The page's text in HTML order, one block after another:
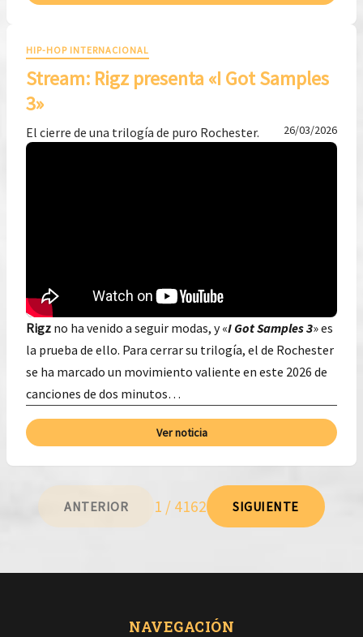
HIP-HOP INTERNACIONAL
Stream: Rigz presenta «I Got Samples
3»
El cierre de una trilogía de puro Rochester. 26/03/2026
Rigz no ha venido a seguir modas, y «I Got Samples 3» es
la prueba de ello. Para cerrar su trilogía, el de Rochester
se ha marcado un movimiento valiente en este 2026 de
canciones de dos minutos…
Ver noticia
ANTERIOR 1 / 4162 SIGUIENTE
NAVEGACIÓN